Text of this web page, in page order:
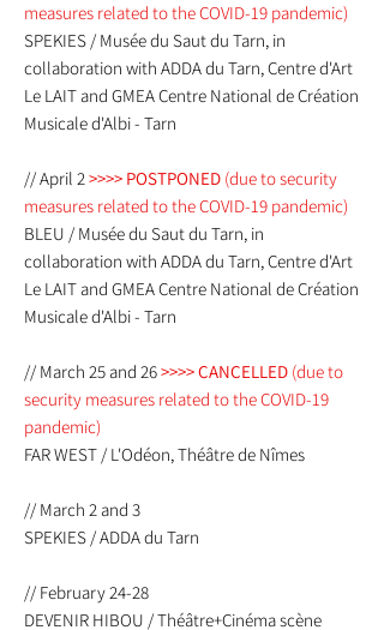
measures related to the COVID-19 pandemic)
SPEKIES / Musée du Saut du Tarn, in
collaboration with ADDA du Tarn, Centre d'Art
Le LAIT and GMEA Centre National de Création
Musicale d'Albi - Tarn
// April 2>>>> POSTPONED (due to security
measures related to the COVID-19 pandemic)
BLEU / Musée du Saut du Tarn, in
collaboration with ADDA du Tarn, Centre d'Art
Le LAIT and GMEA Centre National de Création
Musicale d'Albi - Tarn
// March 25 and 26>>>> CANCELLED (due to
security measures related to the COVID-19
pandemic)
FAR WEST / L'Odéon, Théâtre de Nîmes
// March 2 and 3
SPEKIES / ADDA du Tarn
// February 24-28
DEVENIR HIBOU / Théâtre+Cinéma scène